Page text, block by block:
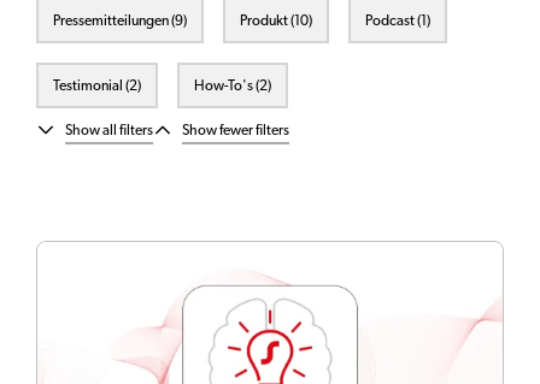
Pressemitteilungen (9) Produkt (10) Podcast (1)
Testimonial (2) How-To's (2)
Show all filters Show fewer filters